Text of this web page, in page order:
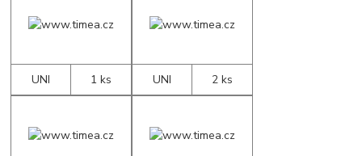
UNI 1 ks UNI 2 ks